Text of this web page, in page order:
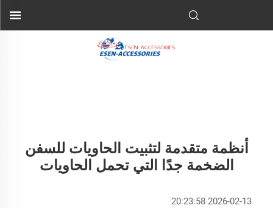
أنظمة متقدمة لتثبيت الحاويات للسفن
الضخمة جدًا التي تحمل الحاويات
2026-02-13 20:23:58